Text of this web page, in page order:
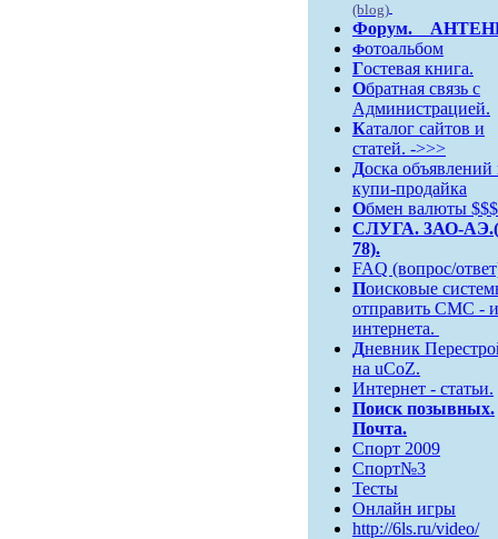
(blog)
Форум.
Фотоальбом
Гостевая книга.
Обратная связь c
Администрацией.
Каталог сайтов и
статей. ->>>
Доска объявлений
купи-продайка
Обмен валюты
СЛУГА. 3АО-
78).
FAQ (вопрос/
Поисковые
отправить СМС -
интернета.
Дневник
на uCoZ.
Интернет - статьи.
Поиск позывных.
Почта.
Спорт 2009
Спорт№3
Тесты
Онлайн игры
http://6ls.ru/video/